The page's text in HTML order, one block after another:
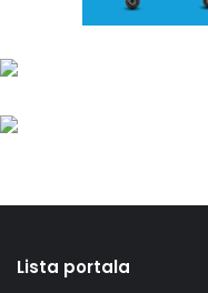
Lista portala